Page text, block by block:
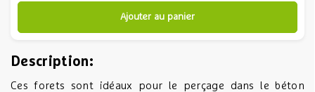
Ajouter au panier
Description:
Ces forets sont idéaux pour le perçage dans le béton